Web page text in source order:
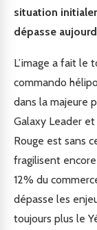
situation
dépasse
L’image a fait le
commando
dans la majeure
Galaxy Leader
Rouge est sans
fragilisent
12% du
dépasse les
toujours plus le